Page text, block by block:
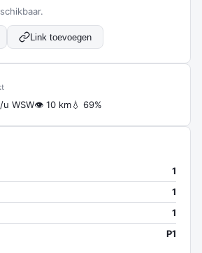
Link toevoegen
WSW👁 10 km💧 69%
1
1
1
P1